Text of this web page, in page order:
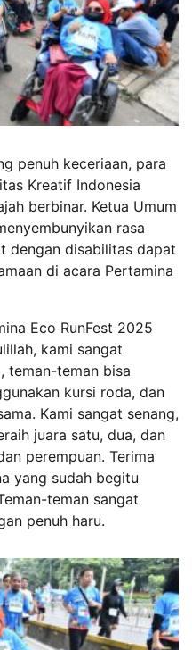
penuh keceriaan, para
Kreatif Indonesia
berbinar. Ketua Umum
rasa
dengan disabilitas dapat
di acara Pertamina
Eco RunFest 2025
kami sangat
teman-teman bisa
kursi roda, dan
Kami sangat senang,
juara satu, dua, dan
perempuan. Terima
yang sudah begitu
teman sangat
penuh haru.